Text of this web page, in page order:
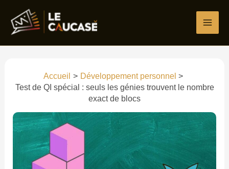
contenu
Accueil
Développement personnel
Test de QI spécial : seuls les génies trouvent le nombre
exact de blocs